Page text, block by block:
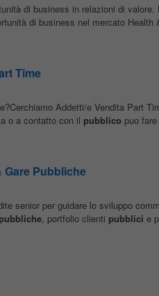
di business in relazioni di
di business nel mercato Health
Time
Addetti/e Vendita Part
o a contatto con il pubblicopuo fare
Pubbliche
senior per guidare lo sviluppo
pubbliche, portfolio clienti pubblici e